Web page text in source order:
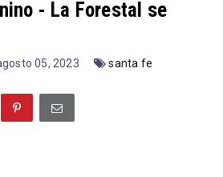
- La Forestal se
05, 2023 santa fe